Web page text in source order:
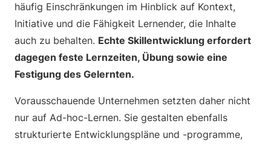
häufig Einschränkungen im Hinblick auf Kontext,
Initiative und die Fähigkeit Lernender, die Inhalte
auch zu behalten. Echte Skillentwicklung erfordert
dagegen feste Lernzeiten, Übung sowie eine
Festigung des Gelernten.
Vorausschauende Unternehmen setzten daher nicht
nur auf Ad-hoc-Lernen. Sie gestalten ebenfalls
strukturierte Entwicklungspläne und -programme,